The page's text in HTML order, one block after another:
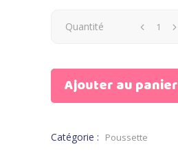
Quantité
Ajouter au panier
Catégorie : Poussette